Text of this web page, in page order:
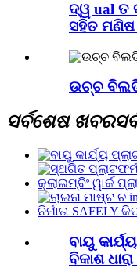
ଦ୍ୱ ual ତ
ସହିତ ମଣିଷ
ଉଚ୍ଚ
ସର୍ବଶେଷ ଖବର
ବାୟୁ
ବିକାଶ ଧାରା